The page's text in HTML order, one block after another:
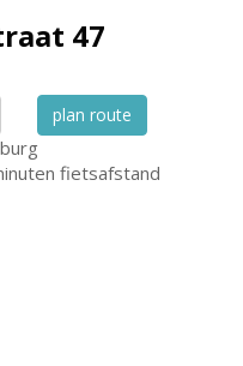
47
plan route
fietsafstand